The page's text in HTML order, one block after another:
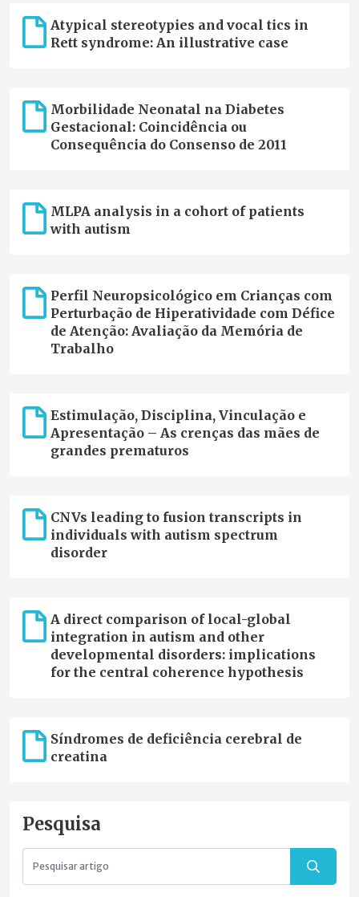
Atypical stereotypies and vocal tics in
Rett syndrome: An illustrative case
Morbilidade Neonatal na Diabetes
Gestacional: Coincidência ou
Consequência do Consenso de 2011
MLPA analysis in a cohort of patients
with autism
Perfil Neuropsicológico em Crianças com
Perturbação de Hiperatividade com Défice
de Atenção: Avaliação da Memória de
Trabalho
Estimulação, Disciplina, Vinculação e
Apresentação – As crenças das mães de
grandes prematuros
CNVs leading to fusion transcripts in
individuals with autism spectrum
disorder
A direct comparison of local-global
integration in autism and other
developmental disorders: implications
for the central coherence hypothesis
Síndromes de deficiência cerebral de
creatina
Pesquisa